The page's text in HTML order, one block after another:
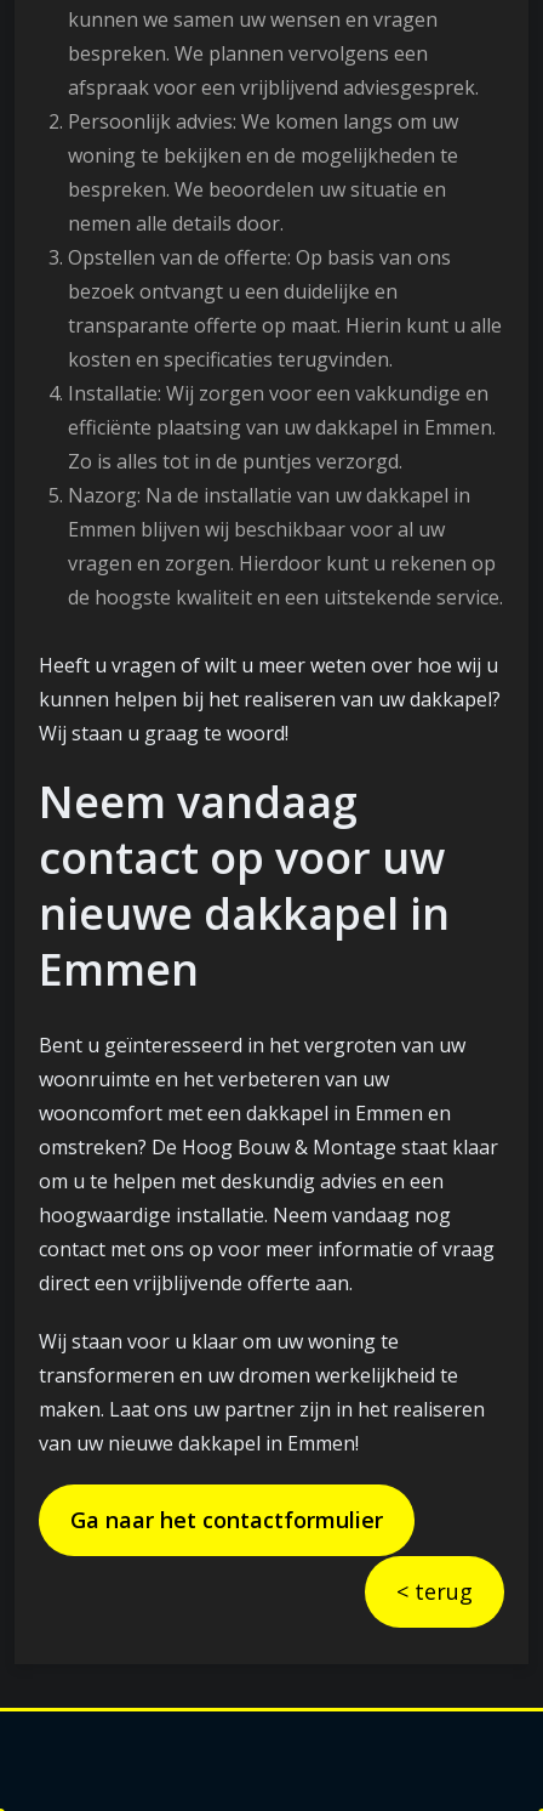
kunnen we samen uw wensen en vragen
bespreken. We plannen vervolgens een
afspraak voor een vrijblijvend adviesgesprek.
Persoonlijk advies: We komen langs om uw
woning te bekijken en de mogelijkheden te
bespreken. We beoordelen uw situatie en
nemen alle details door.
Opstellen van de offerte: Op basis van ons
bezoek ontvangt u een duidelijke en
transparante offerte op maat. Hierin kunt u alle
kosten en specificaties terugvinden.
Installatie: Wij zorgen voor een vakkundige en
efficiënte plaatsing van uw dakkapel in Emmen.
Zo is alles tot in de puntjes verzorgd.
Nazorg: Na de installatie van uw dakkapel in
Emmen blijven wij beschikbaar voor al uw
vragen en zorgen. Hierdoor kunt u rekenen op
de hoogste kwaliteit en een uitstekende service.
Heeft u vragen of wilt u meer weten over hoe wij u
kunnen helpen bij het realiseren van uw dakkapel?
Wij staan u graag te woord!
Neem vandaag
contact op voor uw
nieuwe dakkapel in
Emmen
Bent u geïnteresseerd in het vergroten van uw
woonruimte en het verbeteren van uw
wooncomfort met een dakkapel in Emmen en
omstreken? De Hoog Bouw & Montage staat klaar
om u te helpen met deskundig advies en een
hoogwaardige installatie. Neem vandaag nog
contact met ons op voor meer informatie of vraag
direct een vrijblijvende offerte aan.
Wij staan voor u klaar om uw woning te
transformeren en uw dromen werkelijkheid te
maken. Laat ons uw partner zijn in het realiseren
van uw nieuwe dakkapel in Emmen!
Ga naar het contactformulier
< terug